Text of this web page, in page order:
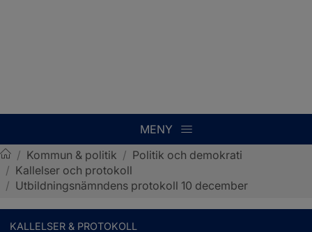
MENY
Sotenäs kommun
/ Kommun & politik / Politik och demokrati
/ Kallelser och protokoll
/ Utbildningsnämndens protokoll 10 december
KALLELSER & PROTOKOLL